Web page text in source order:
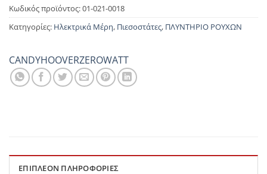
Κωδικός προϊόντος:01-021-0018
Κατηγορίες: Ηλεκτρικά Μέρη, Πιεσοστάτες, ΠΛΥΝΤΗΡΙΟ ΡΟΥΧΩΝ
CANDYHOOVERZEROWATT
ΕΠΙΠΛΈΟΝ ΠΛΗΡΟΦΟΡΊΕΣ